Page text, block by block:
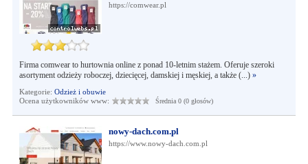
https://comwear.pl
Firma comwear to hurtownia online z ponad 10-letnim stażem. Oferuje szeroki
asortyment odzieży roboczej, dziecięcej, damskiej i męskiej, a także (...) »
Kategorie: Odzież i obuwie
Ocena użytkowników www:
Średnia 0 (0 głosów)
nowy-dach.com.pl
https://www.nowy-dach.com.pl